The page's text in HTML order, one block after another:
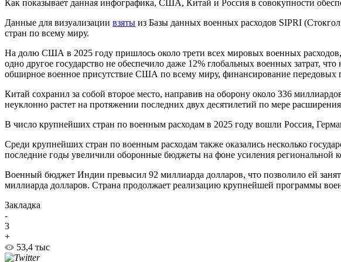
Как показывает данная инфографика, США, Китай и Россия в совокупности
Данные для визуализации взяты из Базы данных военных расходов SIPRI
стран по всему миру.
На долю США в 2025 году пришлось около трети всех мировых военных
одно другое государство не обеспечило даже 12% глобальных военных затрат,
обширное военное присутствие США по всему миру, финансирование
Китай сохранил за собой второе место, направив на оборону около 336
неуклонно растет на протяжении последних двух десятилетий по мере
В число крупнейших стран по военным расходам в 2025 году вошли Россия,
Среди крупнейших стран по военным расходам также оказались несколько
последние годы увеличили оборонные бюджеты на фоне усиления региональной
Военный бюджет Индии превысил 92 миллиарда долларов, что позволило ей
миллиарда долларов. Страна продолжает реализацию крупнейшей программы
Закладка
-
3
+
53,4 тыс